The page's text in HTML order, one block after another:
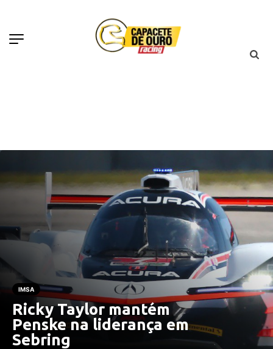
IMSA
Ricky Taylor mantém
Penske na liderança em
Sebring